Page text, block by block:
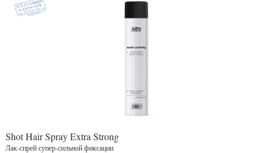
Shot Hair Spray Extra Strong
Лак-спрей супер-сильной фиксации